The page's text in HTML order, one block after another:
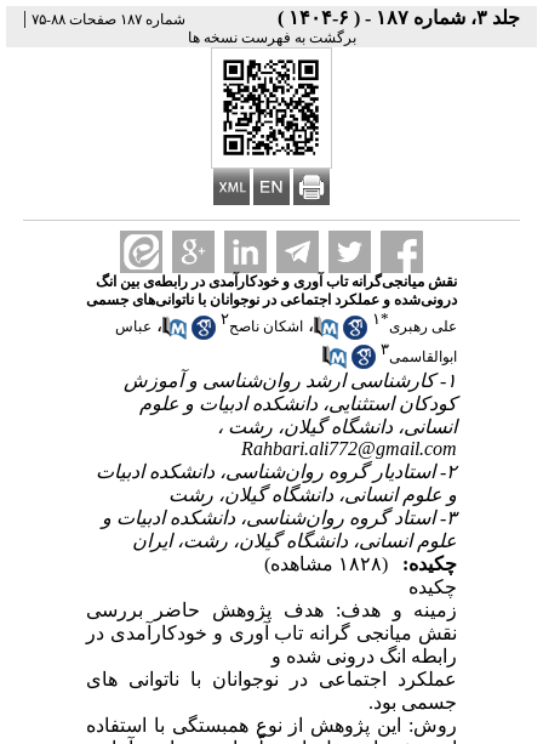
جلد ۳، شماره ۱۸۷ - ( ۶-۱۴۰۴ ) شماره ۱۸۷ صفحات ۸۸-۷۵ |
برگشت به فهرست نسخه ها
نقش میانجی‌گرانه تاب آوری و خودکارآمدی در رابطه‌ی بین انگ
درونی‌شده و عملکرد اجتماعی در نوجوانان با ناتوانی‌های جسمی
علی رهبری*۱ ، اشکان ناصح۲ ، عباس
ابوالقاسمی۳
۱- کارشناسی ارشد روان‌شناسی و آموزش
کودکان استثنایی، دانشکده ادبیات و علوم
انسانی، دانشگاه گیلان، رشت ،
Rahbari.ali772@gmail.com
۲- استادیار گروه روان‌شناسی، دانشکده ادبیات
و علوم انسانی، دانشگاه گیلان، رشت
۳- استاد گروه روان‌شناسی، دانشکده ادبیات و
علوم انسانی، دانشگاه گیلان، رشت، ایران
چکیده:
(۱۸۲۸ مشاهده)
چکیده
زمینه و هدف: هدف پژوهش حاضر بررسی
نقش میانجی گرانه تاب آوری و خودکارآمدی در
رابطه انگ درونی شده و
عملکرد اجتماعی در نوجوانان با ناتوانی های
جسمی بود.
روش: این پژوهش از نوع همبستگی با استفاده